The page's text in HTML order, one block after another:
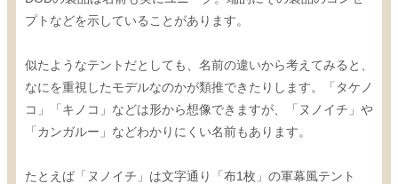
プトなどを示していることがあります。
似たようなテントだとしても、名前の違いから考えてみると、
なにを重視したモデルなのかが類推できたりします。「タケノ
コ」「キノコ」などは形から想像できますが、「ヌノイチ」や
「カンガルー」などわかりにくい名前もあります。
たとえば「ヌノイチ」は文字通り「布1枚」の軍幕風テント